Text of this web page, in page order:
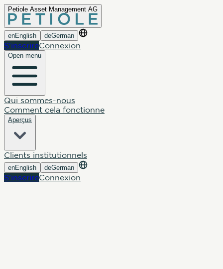
Petiole Asset Management AG
enEnglish deGerman
S'inscrireConnexion
Open menu
Qui sommes-nous
Comment cela fonctionne
Aperçus
Clients institutionnels
enEnglish deGerman
S'inscrireConnexion